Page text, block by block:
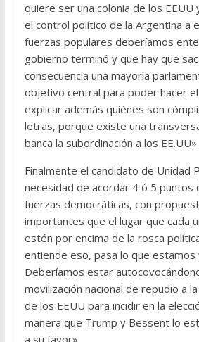
quiere ser una colonia de los
el control político de la Argentina a
fuerzas populares deberíamos
gobierno terminó y que hay que
consecuencia una mayoría
objetivo central para poder hacer
explicar además quiénes son
letras, porque existe una
banca la subordinación a los EE.UU».
Finalmente el candidato de Unidad
necesidad de acordar 4 ó 5 puntos
fuerzas democráticas, con
importantes que el lugar que cada
estén por encima de la rosca
entiende eso, pasa lo que estamos
Deberíamos estar
movilización nacional de repudio a
de los EEUU para incidir en la
manera que Trump y Bessent lo
a su favor».